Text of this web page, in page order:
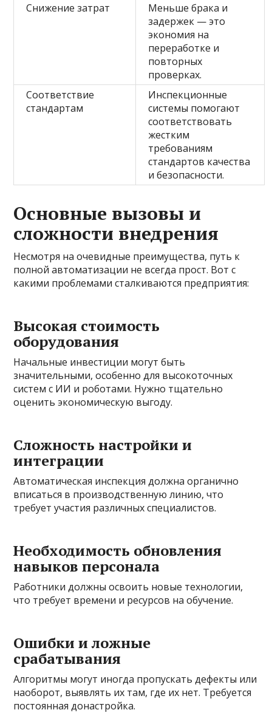
Снижение затрат
Меньше брака и
задержек — это
экономия на
переработке и
повторных
проверках.
Соответствие
стандартам
Инспекционные
системы помогают
соответствовать
жестким
требованиям
стандартов качества
и безопасности.
Основные вызовы и
сложности внедрения
Несмотря на очевидные преимущества, путь к
полной автоматизации не всегда прост. Вот с
какими проблемами сталкиваются предприятия:
Высокая стоимость
оборудования
Начальные инвестиции могут быть
значительными, особенно для высокоточных
систем с ИИ и роботами. Нужно тщательно
оценить экономическую выгоду.
Сложность настройки и
интеграции
Автоматическая инспекция должна органично
вписаться в производственную линию, что
требует участия различных специалистов.
Необходимость обновления
навыков персонала
Работники должны освоить новые технологии,
что требует времени и ресурсов на обучение.
Ошибки и ложные
срабатывания
Алгоритмы могут иногда пропускать дефекты или
наоборот, выявлять их там, где их нет. Требуется
постоянная донастройка.